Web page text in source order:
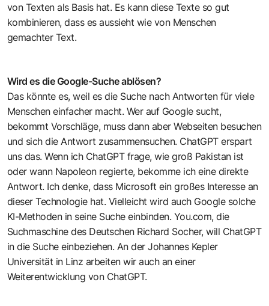
von Texten als Basis hat. Es kann diese Texte so gut
kombinieren, dass es aussieht wie von Menschen
gemachter Text.
Wird es die Google-Suche ablösen?
Das könnte es, weil es die Suche nach Antworten für viele
Menschen einfacher macht. Wer auf Google sucht,
bekommt Vorschläge, muss dann aber Webseiten besuchen
und sich die Antwort zusammensuchen. ChatGPT erspart
uns das. Wenn ich ChatGPT frage, wie groß Pakistan ist
oder wann Napoleon regierte, bekomme ich eine direkte
Antwort. Ich denke, dass Microsoft ein großes Interesse an
dieser Technologie hat. Vielleicht wird auch Google solche
KI-Methoden in seine Suche einbinden. You.com, die
Suchmaschine des Deutschen Richard Socher, will ChatGPT
in die Suche einbeziehen. An der Johannes Kepler
Universität in Linz arbeiten wir auch an einer
Weiterentwicklung von ChatGPT.